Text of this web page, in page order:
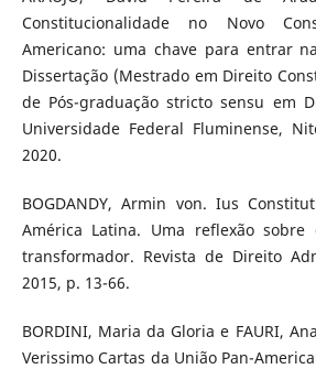
Constitucionalidade no Novo
Americano: uma chave para entrar
Dissertação (Mestrado em Direito
de Pós-graduação stricto sensu em
Universidade Federal Fluminense,
2020.
BOGDANDY, Armin von. Ius
América Latina. Uma reflexão sobre
transformador. Revista de Direito
2015, p. 13-66.
BORDINI, Maria da Gloria e FAURI,
Verissimo Cartas da União Pan-